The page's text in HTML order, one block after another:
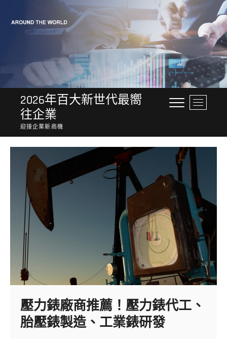
content
2026年百大新世代最嚮
往企業
迎接企業新商機
M
e
u
B
u
o
n
壓力錶廠商推薦！壓力錶代工、
胎壓錶製造、工業錶研發